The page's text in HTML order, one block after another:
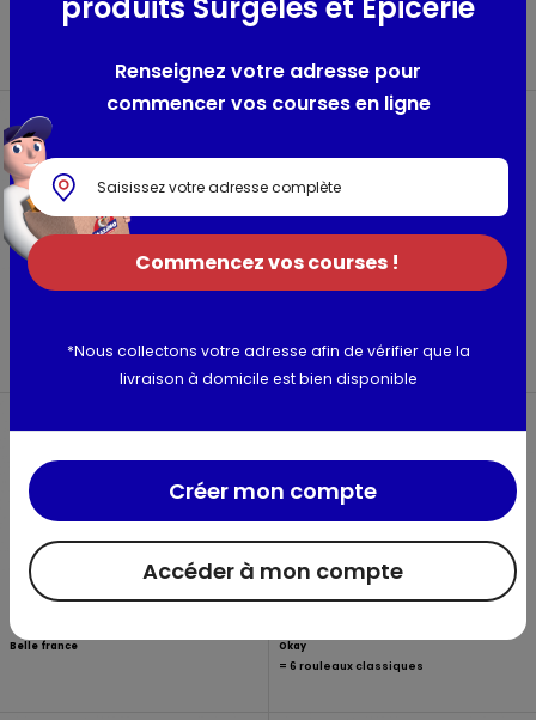
Belle france
3 rouleaux d'essuie-
tout décoré
Belle france
Essuie-tout 4
Okay
= 6 rouleaux classiques
produits Surgelés et Epicerie
Renseignez votre adresse pour
commencer vos courses en ligne
Commencez vos courses !
*Nous collectons votre adresse afin de vérifier que la
livraison à domicile est bien disponible
Accéder à mon compte
Créer mon compte